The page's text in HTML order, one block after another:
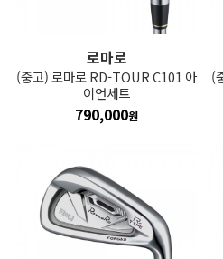
로마로
(중고) 로마로 RD-TOUR C101 아
이언세트
790,000원
(